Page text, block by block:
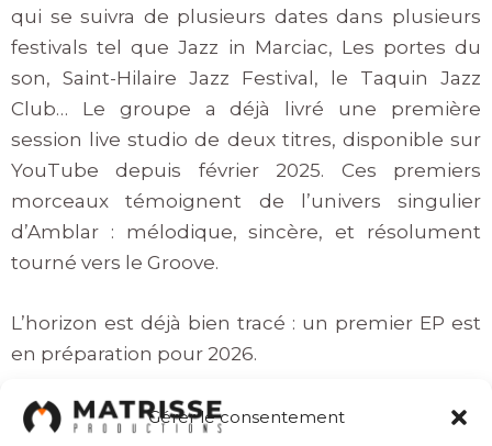
Gérer le consentement
qui se suivra de plusieurs dates dans plusieurs
festivals tel que Jazz in Marciac, Les portes du
son, Saint-Hilaire Jazz Festival, le Taquin Jazz
Club… Le groupe a déjà livré une première
session live studio de deux titres, disponible sur
YouTube depuis février 2025. Ces premiers
morceaux témoignent de l’univers singulier
d’Amblar : mélodique, sincère, et résolument
tourné vers le Groove.
L’horizon est déjà bien tracé : un premier EP est
en préparation pour 2026.